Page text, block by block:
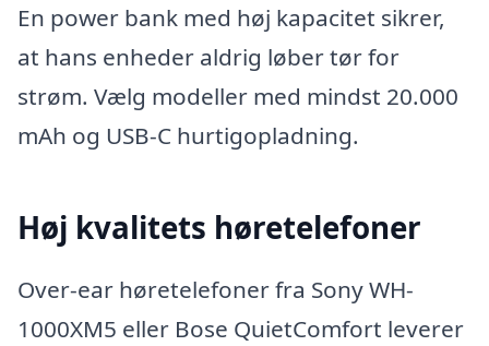
En power bank med høj kapacitet sikrer,
at hans enheder aldrig løber tør for
strøm. Vælg modeller med mindst 20.000
mAh og USB-C hurtigopladning.
Høj kvalitets høretelefoner
Over-ear høretelefoner fra Sony WH-
1000XM5 eller Bose QuietComfort leverer